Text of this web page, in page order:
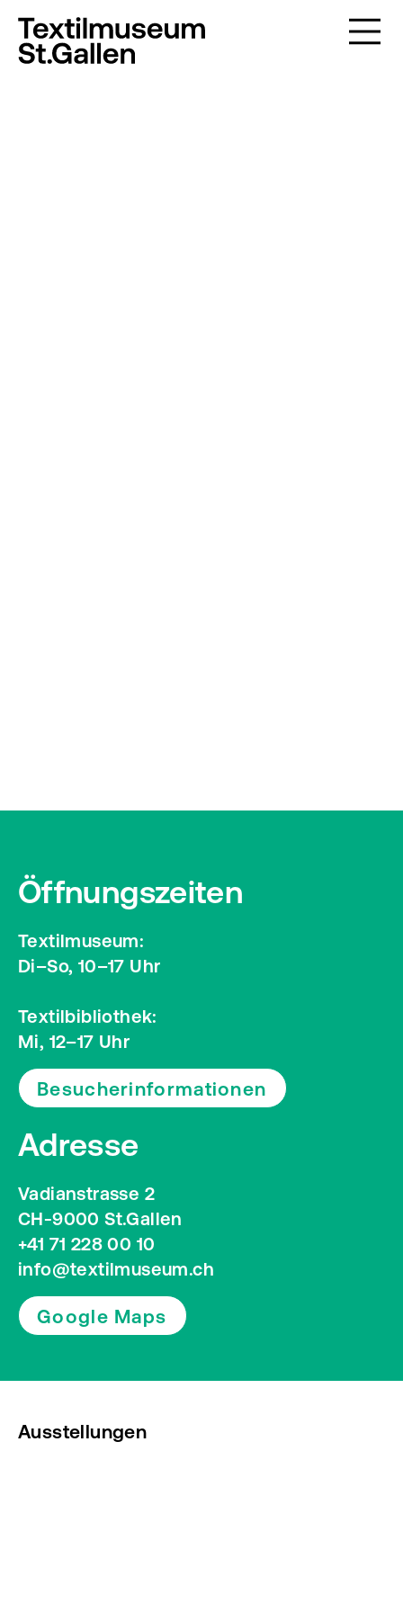
Öffnungszeiten
Textilmuseum:
Di–So, 10–17 Uhr
Textilbibliothek:
Mi, 12–17 Uhr
Besucherinformationen
Adresse
Vadianstrasse 2
CH-9000 St.Gallen
+41 71 228 00 10
info@textilmuseum.ch
Google Maps
Ausstellungen